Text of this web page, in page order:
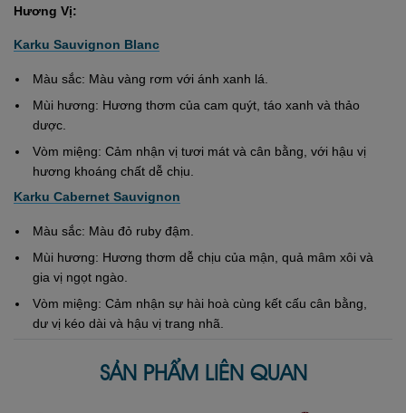
Hương Vị:
Karku Sauvignon Blanc
Màu sắc: Màu vàng rơm với ánh xanh lá.
Mùi hương: Hương thơm của cam quýt, táo xanh và thảo
dược.
Vòm miệng: Cảm nhận vị tươi mát và cân bằng, với hậu vị
hương khoáng chất dễ chịu.
Karku Cabernet Sauvignon
Màu sắc: Màu đỏ ruby đậm.
Mùi hương: Hương thơm dễ chịu của mận, quả mâm xôi và
gia vị ngọt ngào.
Vòm miệng: Cảm nhận sự hài hoà cùng kết cấu cân bằng,
dư vị kéo dài và hậu vị trang nhã.
SẢN PHẨM LIÊN QUAN